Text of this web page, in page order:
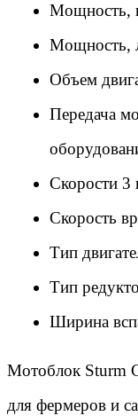
Мощность,
Мощность,
Объем
Передача
Скорости 3
Скорость
Тип
Тип
Ширина
Мотоблок Sturm
для фермеров и